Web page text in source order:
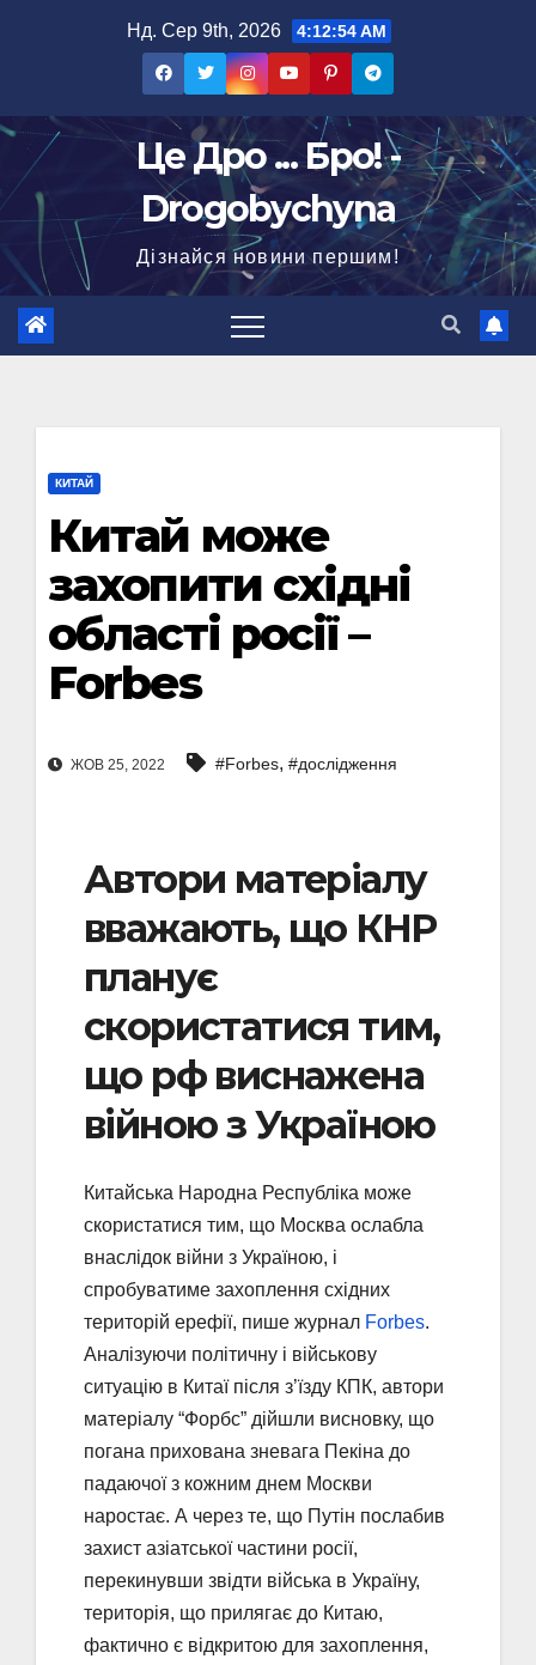
Нд. Сер 9th, 2026 4:12:55 AM
Це Дро ... Бро! -
Drogobychyna
Дізнайся новини першим!
КИТАЙ
Китай може
захопити східні
області росії –
Forbes
ЖОВ 25, 2022 #Forbes, #дослідження
Автори матеріалу
вважають, що КНР
планує
скористатися тим,
що рф виснажена
війною з Україною
Китайська Народна Республіка може
скористатися тим, що Москва ослабла
внаслідок війни з Україною, і
спробуватиме захоплення східних
територій ерефії, пише журнал Forbes.
Аналізуючи політичну і військову
ситуацію в Китаї після з’їзду КПК, автори
матеріалу “Форбс” дійшли висновку, що
погана прихована зневага Пекіна до
падаючої з кожним днем ​​Москви
наростає. А через те, що Путін послабив
захист азіатської частини росії,
перекинувши звідти війська в Україну,
територія, що прилягає до Китаю,
фактично є відкритою для захоплення,